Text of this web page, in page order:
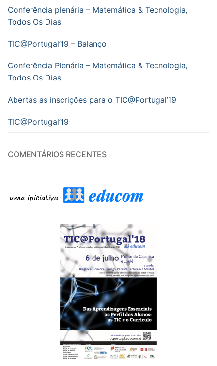
Conferência plenária – Matemática & Tecnologia,
Todos Os Dias!
TIC@Portugal’19 – Balanço
Conferência Plenária – Matemática & Tecnologia,
Todos Os Dias!
Abertas as inscrições para o TIC@Portugal’19
TIC@Portugal’19
COMENTÁRIOS RECENTES